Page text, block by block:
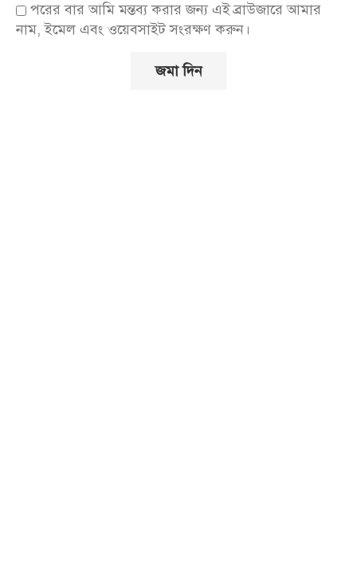
পরের বার আমি মন্তব্য করার জন্য এই ব্রাউজারে আমার
নাম, ইমেল এবং ওয়েবসাইট সংরক্ষণ করুন।